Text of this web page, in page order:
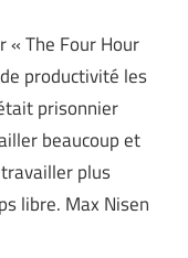
« The Four Hour
productivité les
prisonnier
beaucoup et
plus
libre. Max Nisen